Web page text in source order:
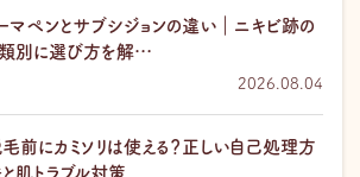
マペンとサブシジョンの違い｜ニキビ跡の
別に選び方を解…
2026.08.04
前にカミソリは使える？正しい自己処理方
肌トラブル対策